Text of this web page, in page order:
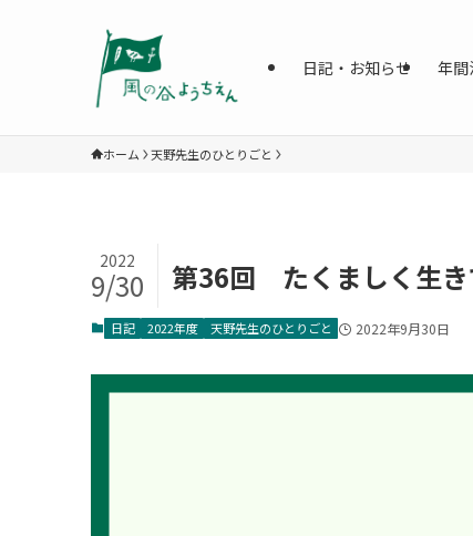
日記・お知らせ 年間
ホーム 天野先生のひとりごと
第36回 たくましく生き
2022
9/30
日記 2022年度 天野先生のひとりごと 2022年9月30日